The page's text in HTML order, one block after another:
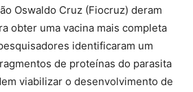
Oswaldo Cruz (Fiocruz) deram
obter uma vacina mais completa
identificaram um
de proteínas do parasita
viabilizar o desenvolvimento de